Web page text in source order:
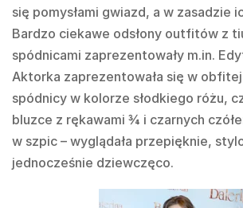
się pomysłami gwiazd, a w zasadzie
Bardzo ciekawe odsłony outfitów z
spódnicami zaprezentowały m.in.
Aktorka zaprezentowała się w
spódnicy w kolorze słodkiego różu,
bluzce z rękawami ¾ i czarnych
w szpic – wyglądała przepięknie,
jednocześnie dziewczęco.